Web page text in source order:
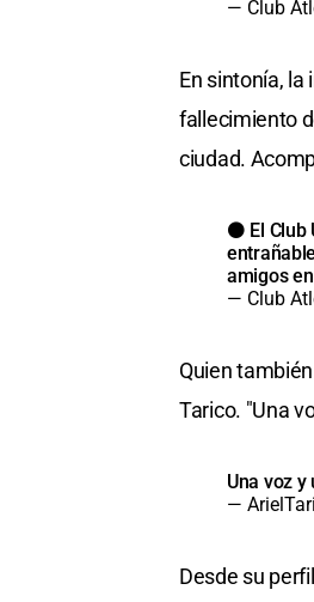
— Club
En sintonía, la
fallecimiento
ciudad.
⚫️ El
amigos
— Club
Quien
Tarico. "Una
Una voz y
—
Desde su